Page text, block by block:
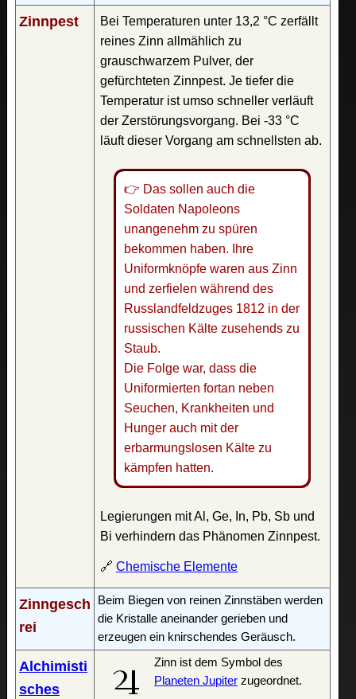
Zinnpest
Bei Temperaturen unter 13,2 °C zerfällt
reines Zinn allmählich zu
grauschwarzem Pulver, der
gefürchteten Zinnpest. Je tiefer die
Temperatur ist umso schneller verläuft
der Zerstörungsvorgang. Bei -33 °C
läuft dieser Vorgang am schnellsten ab.
👉 Das sollen auch die
Soldaten Napoleons
unangenehm zu spüren
bekommen haben. Ihre
Uniformknöpfe waren aus Zinn
und zerfielen während des
Russlandfeldzuges 1812 in der
russischen Kälte zusehends zu
Staub.
Die Folge war, dass die
Uniformierten fortan neben
Seuchen, Krankheiten und
Hunger auch mit der
erbarmungslosen Kälte zu
kämpfen hatten.
Legierungen mit Al, Ge, In, Pb, Sb und
Bi verhindern das Phänomen Zinnpest.
🔗 Chemische Elemente
Zinngesch
rei
Beim Biegen von reinen Zinnstäben werden
die Kristalle aneinander gerieben und
erzeugen ein knirschendes Geräusch.
Alchimisti
sches
Zinn ist dem Symbol des
Planeten Jupiter zugeordnet.